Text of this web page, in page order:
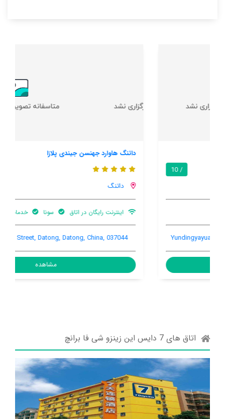
داتنگ هاوارد جهنسن جیندی پلازا
سونا خدمات اتاق (۲۴ ساعته)
No.88 Pingcheng Street, Datong, Datong, China, 037044
اتاق های 7 دایس این زینزو شی فا برانچ